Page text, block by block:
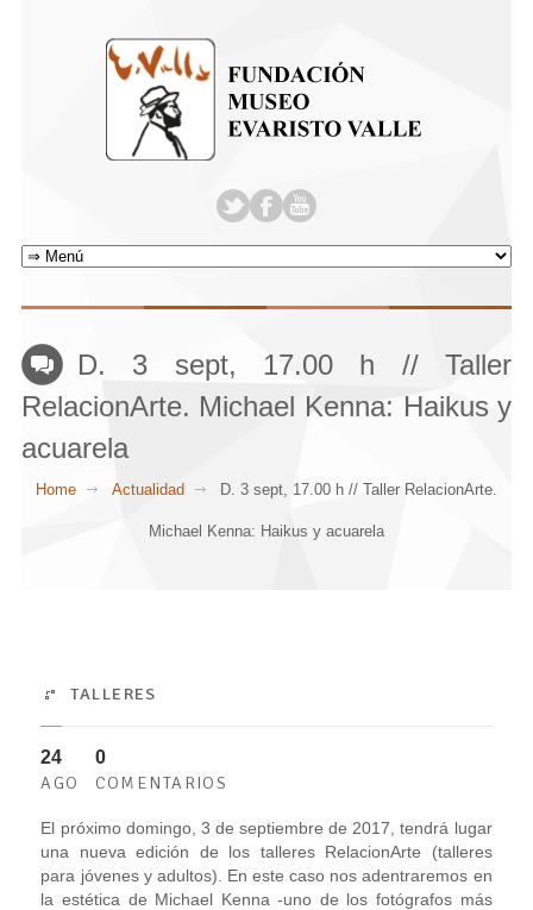
D. 3 sept, 17.00 h // Taller
RelacionArte. Michael Kenna: Haikus y
acuarela
Home Actualidad D. 3 sept, 17.00 h // Taller RelacionArte.
Michael Kenna: Haikus y acuarela
TALLERES
24
AGO
0
COMENTARIOS
El próximo domingo, 3 de septiembre de 2017, tendrá lugar
una nueva edición de los talleres RelacionArte (talleres
para jóvenes y adultos). En este caso nos adentraremos en
la estética de Michael Kenna -uno de los fotógrafos más